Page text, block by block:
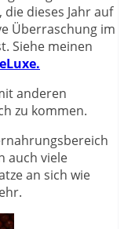
, die dieses Jahr auf
Überraschung im
Siehe meinen
anderen
zu kommen.
auch viele
an sich wie